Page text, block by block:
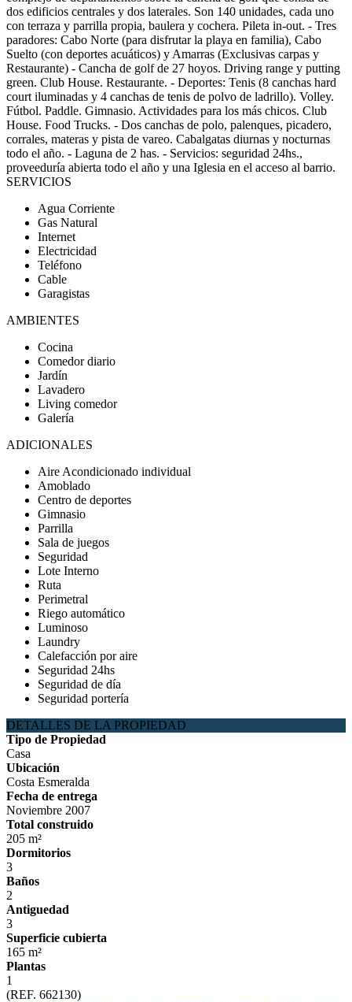
dos edificios centrales y dos laterales. Son 140 unidades, cada uno
con terraza y parrilla propia, baulera y cochera. Pileta in-out. - Tres
paradores: Cabo Norte (para disfrutar la playa en familia), Cabo
Suelto (con deportes acuáticos) y Amarras (Exclusivas carpas y
Restaurante) - Cancha de golf de 27 hoyos. Driving range y putting
green. Club House. Restaurante. - Deportes: Tenis (8 canchas hard
court iluminadas y 4 canchas de tenis de polvo de ladrillo). Volley.
Fútbol. Paddle. Gimnasio. Actividades para los más chicos. Club
House. Food Trucks. - Dos canchas de polo, palenques, picadero,
corrales, materas y pista de vareo. Cabalgatas diurnas y nocturnas
todo el año. - Laguna de 2 has. - Servicios: seguridad 24hs.,
proveeduría abierta todo el año y una Iglesia en el acceso al barrio.
SERVICIOS
Agua Corriente
Gas Natural
Internet
Electricidad
Teléfono
Cable
Garagistas
AMBIENTES
Cocina
Comedor diario
Jardín
Lavadero
Living comedor
Galería
ADICIONALES
Aire Acondicionado individual
Amoblado
Centro de deportes
Gimnasio
Parrilla
Sala de juegos
Seguridad
Lote Interno
Ruta
Perimetral
Riego automático
Luminoso
Laundry
Calefacción por aire
Seguridad 24hs
Seguridad de día
Seguridad portería
DETALLES DE LA PROPIEDAD
Tipo de Propiedad
Casa
Ubicación
Costa Esmeralda
Fecha de entrega
Noviembre 2007
Total construido
205 m²
Dormitorios
3
Baños
2
Antiguedad
3
Superficie cubierta
165 m²
Plantas
1
(REF. 662130)